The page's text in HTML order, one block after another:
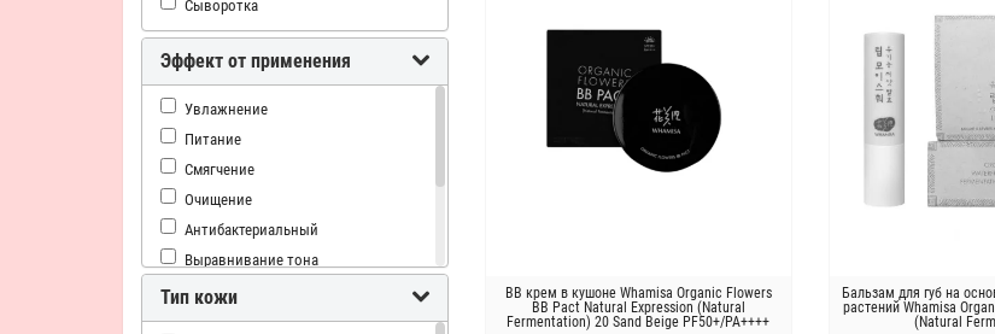
Сыворотка
Эффект от применения
Увлажнение
Питание
Смягчение
Очищение
Антибактериальный
Выравнивание тона
Успокаивающий
Гладкая кожа
Тип кожи
BB крем в кушоне Whamisa Organic Flowers
BB Pact Natural Expression (Natural
Fermentation) 20 Sand Beige PF50+/PA++++
Бальзам для губ на
растений Whamisa
(Natural